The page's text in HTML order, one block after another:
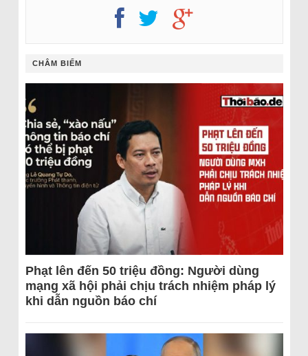
CHÂM BIẾM
Phạt lên đến 50 triệu đồng: Người dùng
mạng xã hội phải chịu trách nhiệm pháp lý
khi dẫn nguồn báo chí